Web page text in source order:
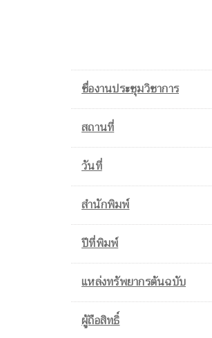
ชื่องานประชุมวิชาการ
สถานที่
วันที่
สำนักพิมพ์
ปีที่พิมพ์
แหล่งทรัพยากรต้นฉบับ
ผู้ถือสิทธิ์